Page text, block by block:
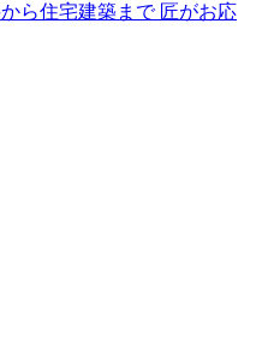
ら住宅建築まで 匠がお応